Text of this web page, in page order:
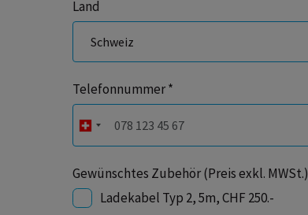
Land
Telefonnummer *
Gewünschtes Zubehör (Preis exkl. MWSt.)
Ladekabel Typ 2, 5m, CHF 250.-